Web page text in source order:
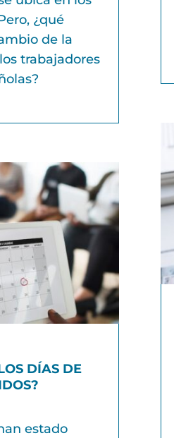
¿qué
de la
trabajadores
DÍAS DE
estado